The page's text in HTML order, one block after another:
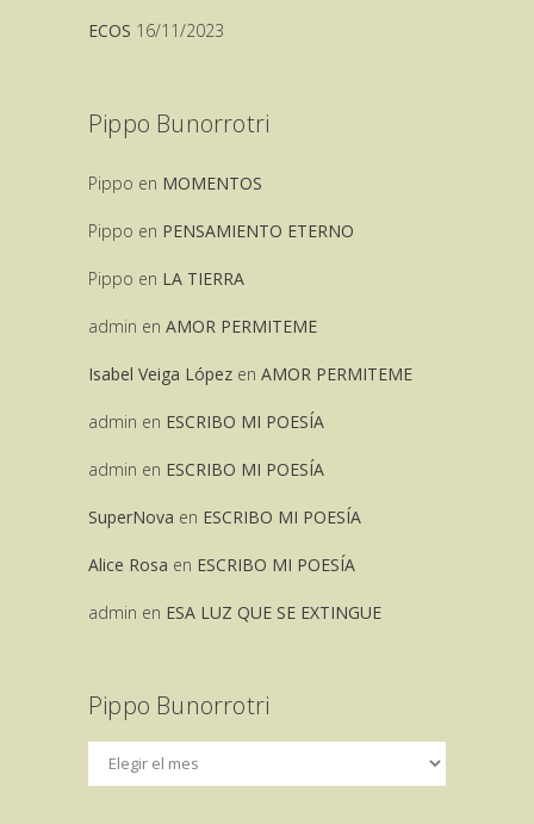
ECOS 16/11/2023
Pippo Bunorrotri
Pippo en MOMENTOS
Pippo en PENSAMIENTO ETERNO
Pippo en LA TIERRA
admin en AMOR PERMITEME
Isabel Veiga López en AMOR PERMITEME
admin en ESCRIBO MI POESÍA
admin en ESCRIBO MI POESÍA
SuperNova en ESCRIBO MI POESÍA
Alice Rosa en ESCRIBO MI POESÍA
admin en ESA LUZ QUE SE EXTINGUE
Pippo Bunorrotri